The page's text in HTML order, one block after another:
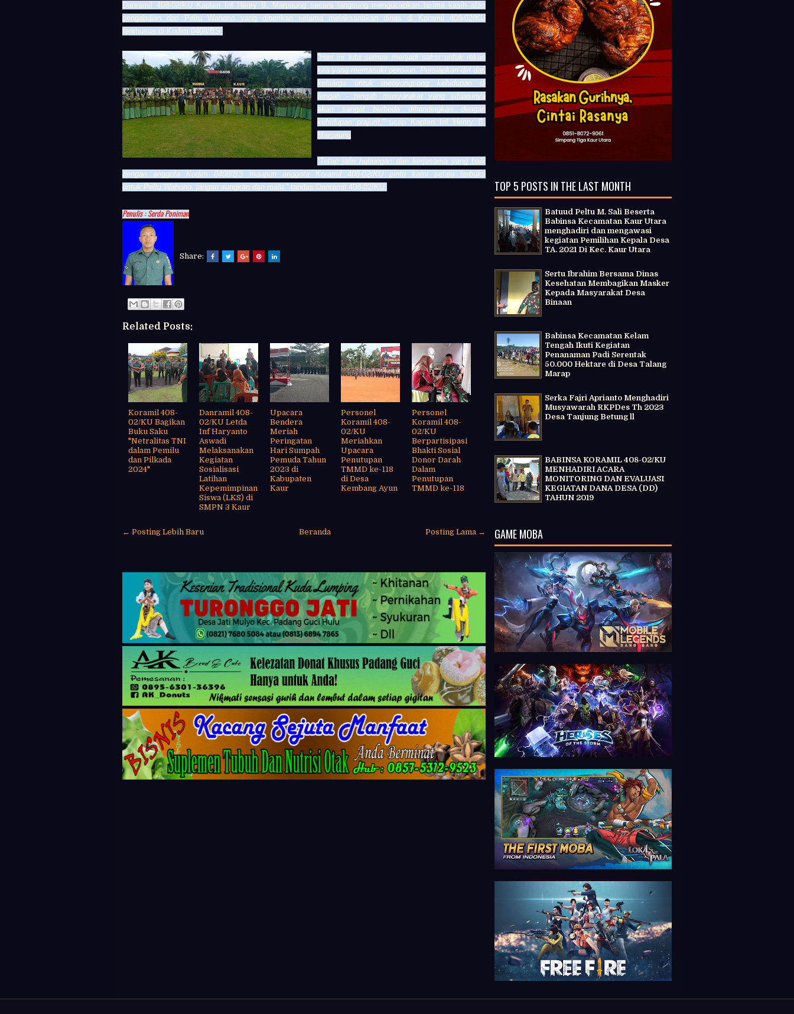
Danramil 408-02/KU Kapten Inf Henry B. Marpaung secara langsung mengucapkan terima kasih atas
pengabdian dari Peltu Wahono yang diberikan selama melaksanakan dinas di Koramil 408-02/KU
terkhusus di Kodim 0408/BS.
“Hari ini kita semua menjadi saksi untuk rekan
kita yang memasuki pensiun. Persiapkan diri dan
keluarga untuk menyongsong kehidupan di
tengah - tengah masyarakat yang situasinya
akan sangat berbeda dibandingkan dengan
kehidupan prajurit,”ucap
Kapten Inf Henry B.
Marpaung
“Tetap jalin hubungan dan kerjasama yang baik
dengan anggota Kodim 0408/BS maupun anggota Koramil 408-02/KU pintu kami selalu terbuka
untuk Peltu Wahono, jangan sungkan dan malu,”tandas Danramil 408-02/KU.
Penulis : Serda Poniman
Share:
Related Posts:
Koramil 408-
02/KU Bagikan
Buku Saku
"Netralitas TNI
dalam Pemilu
dan Pilkada
2024"
Danramil 408-
02/KU Letda
Inf Haryanto
Aswadi
Melaksanakan
Kegiatan
Sosialisasi
Latihan
Kepemimpinan
Siswa (LKS) di
SMPN 3 Kaur
Upacara
Bendera
Meriah
Peringatan
Hari Sumpah
Pemuda Tahun
2023 di
Kabupaten
Kaur
Personel
Koramil 408-
02/KU
Meriahkan
Upacara
Penutupan
TMMD ke-118
di Desa
Kembang Ayun
Personel
Koramil 408-
02/KU
Berpartisipasi
Bhakti Sosial
Donor Darah
Dalam
Penutupan
TMMD ke-118
← Posting Lebih Baru Posting Lama →
Beranda
TOP 5 POSTS IN THE LAST MONTH
Batuud Peltu M. Sali Beserta
Babinsa Kecamatan Kaur Utara
menghadiri dan mengawasi
kegiatan Pemilihan Kepala Desa
TA. 2021 Di Kec. Kaur Utara
Sertu Ibrahim Bersama Dinas
Kesehatan Membagikan Masker
Kepada Masyarakat Desa
Binaan
Babinsa Kecamatan Kelam
Tengah Ikuti Kegiatan
Penanaman Padi Serentak
50.000 Hektare di Desa Talang
Marap
Serka Fajri Aprianto Menghadiri
Musyawarah RKPDes Th 2023
Desa Tanjung Betung ll
BABINSA KORAMIL 408-02/KU
MENHADIRI ACARA
MONITORING DAN EVALUASI
KEGIATAN DANA DESA (DD)
TAHUN 2019
GAME MOBA